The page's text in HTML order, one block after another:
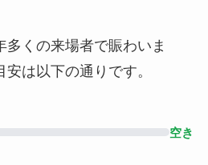
多くの来場者で賑わいま
は以下の通りです。
空き